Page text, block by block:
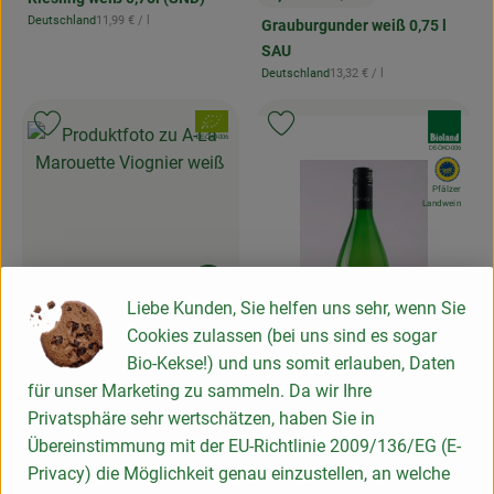
, Herkunft:
Deutschland, Referenzpreis:
11,99 € / l
, Preis:
Grauburgunder weiß 0,75 l
SAU
, Herkunft:
Deutschland, Referenzpreis:
13,32 € / l
, Preis:
8,99 €/ 0,75 l
A-La Marouette Viognier
weiß
, Herkunft:
Frankreich, Referenzpreis:
11,99 € / l
, Verband:
, Kontrollstelle:
DE-ÖKO-006
Produkt zu Favouriten hinzufügen
, Kontrollstelle:
DE-ÖKO-006
, EU
Pfälzer
Landwein
Liebe Kunden, Sie helfen uns sehr, wenn Sie
Cookies zulassen (bei uns sind es sogar
Bio-Kekse!) und uns somit erlauben, Daten
für unser Marketing zu sammeln. Da wir Ihre
Privatsphäre sehr wertschätzen, haben Sie in
Übereinstimmung mit der EU-Richtlinie 2009/136/EG (E-
Privacy) die Möglichkeit genau einzustellen, an welche